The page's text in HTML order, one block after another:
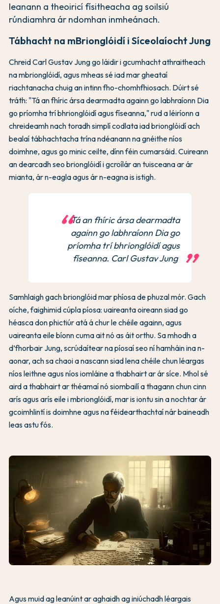
leanann a theoiricí físitheacha ag soilsiú
rúndiamhra ár ndomhan inmheánach.
Tábhacht na mBrionglóidí i Síceolaíocht Jung
Chreid Carl Gustav Jung go láidir i gcumhacht athraitheach
na mbrionglóidí, agus mheas sé iad mar gheataí
riachtanacha chuig an intinn fho-chomhfhiosach. Dúirt sé
tráth: "Tá an fhíric ársa dearmadta againn go labhraíonn Dia
go príomha trí bhrionglóidí agus físeanna," rud a léiríonn a
chreideamh nach toradh simplí codlata iad brionglóidí ach
bealaí tábhachtacha trína ndéanann na gnéithe níos
doimhne, agus go minic ceilte, dínn féin cumarsáid. Cuireann
an dearcadh seo brionglóidí i gcroílár an tuisceana ar ár
mianta, ár n-eagla agus ár n-eagna is istigh.
Tá an fhíric ársa dearmadta
againn go labhraíonn Dia go
príomha trí bhrionglóidí agus
físeanna. Carl Gustav Jung
Samhlaigh gach brionglóid mar phíosa de phuzal mór. Gach
oíche, faighimid cúpla píosa: uaireanta oireann siad go
héasca don phictiúr atá á chur le chéile againn, agus
uaireanta eile bíonn cuma ait nó as áit orthu. Sa mhodh a
d’fhorbair Jung, scrúdaítear na píosaí seo ní hamháin ina n-
aonar, ach sa chaoi a nascann siad lena chéile chun léargas
níos leithne agus níos iomláine a thabhairt ar ár síce. Mhol sé
aird a thabhairt ar théamaí nó siombailí a thagann chun cinn
arís agus arís eile i mbrionglóidí, mar is iontu sin a nochtar ár
gcoimhlintí is doimhne agus na féidearthachtaí nár baineadh
leas astu fós.
Agus muid ag leanúint ar aghaidh ag iniúchadh léargais